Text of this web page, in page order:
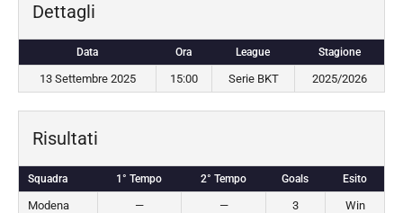
Dettagli
Data Ora League Stagione
13 Settembre 2025 15:00 Serie BKT 2025/2026
Risultati
Squadra 1° Tempo 2° Tempo Goals Esito
Modena — — 3
Win